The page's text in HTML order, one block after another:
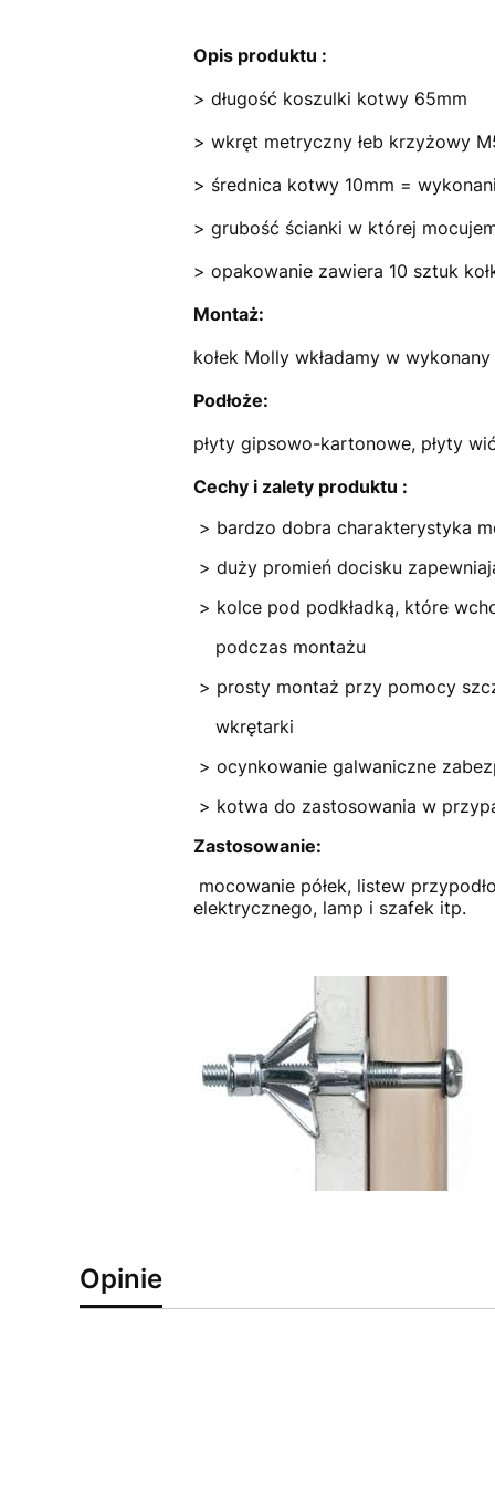
Opis produktu :
> długość koszulki kotwy 65mm
> wkręt metryczny łeb krzyżowy
> średnica kotwy 10mm =
> grubość ścianki w której
> opakowanie
Montaż:
kołek Molly wkładamy w
Podłoże:
płyty gipsowo-kartonowe, płyty
Cechy i zalety produktu :
> bardzo
> duży promień
> kolce pod podkładką, które
> prosty montaż przy
> ocynkowanie
> kotwa do zastosowania w
Zastosowanie:
mocowanie półek, listew
elektrycznego, lamp i szafek itp.
Opinie